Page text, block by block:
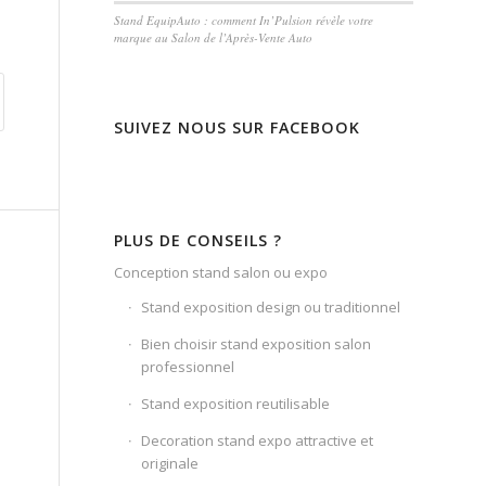
Stand EquipAuto : comment In’Pulsion révèle votre
marque au Salon de l’Après-Vente Auto
SUIVEZ NOUS SUR FACEBOOK
PLUS DE CONSEILS ?
Conception stand salon ou expo
Stand exposition design ou traditionnel
Bien choisir stand exposition salon
professionnel
Stand exposition reutilisable
Decoration stand expo attractive et
originale